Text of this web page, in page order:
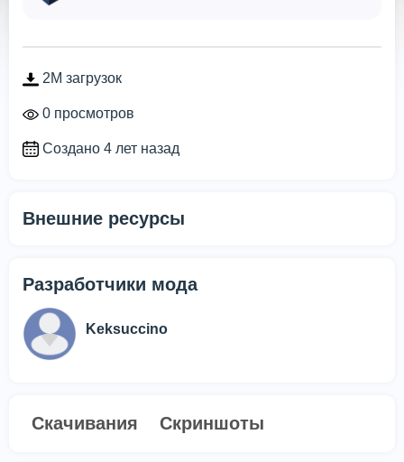
2M загрузок
0 просмотров
Создано 4 лет назад
Внешние ресурсы
Разработчики мода
Keksuccino
Скачивания Скриншоты